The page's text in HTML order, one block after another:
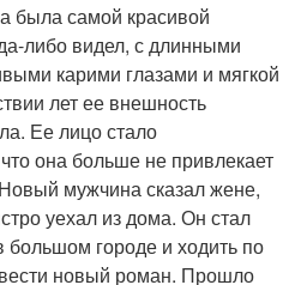
была самой красивой
либо видел, с длинными
карими глазами и мягкой
лет ее внешность
Ее лицо стало
она больше не привлекает
мужчина сказал жене,
уехал из дома. Он стал
большом городе и ходить по
новый роман. Прошло